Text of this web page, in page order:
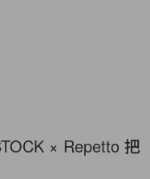
× Repetto 把